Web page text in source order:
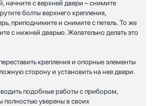
начните с верхней двери – снимите
болты верхнего крепления,
приподнимите и снимите с петель. То же
с нижней дверью. Желательно делать это
крепления и опорные элементы
сторону и установить на нее двери.
подобные работы с прибором,
полностью уверены в своих